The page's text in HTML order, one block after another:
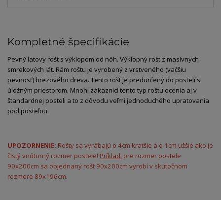
Kompletné špecifikácie
Pevný latový rošt s výklopom od nôh. Výklopný rošt z masívnych
smrekových lát. Rám roštu je vyrobený z vrstveného (väčšiu
pevnosť) brezového dreva. Tento rošt je predurčený do postelí s
úložným priestorom. Mnohí zákazníci tento typ roštu ocenia aj v
štandardnej posteli a to z dôvodu veľmi jednoduchého upratovania
pod posteľou.
UPOZORNENIE: Rošty sa vyrábajú o 4cm kratšie a o 1cm užšie ako je
čistý vnútorný rozmer postele! Príklad: pre rozmer postele
90x200cm sa objednaný rošt 90x200cm vyrobí v skutočnom
rozmere 89x196cm.